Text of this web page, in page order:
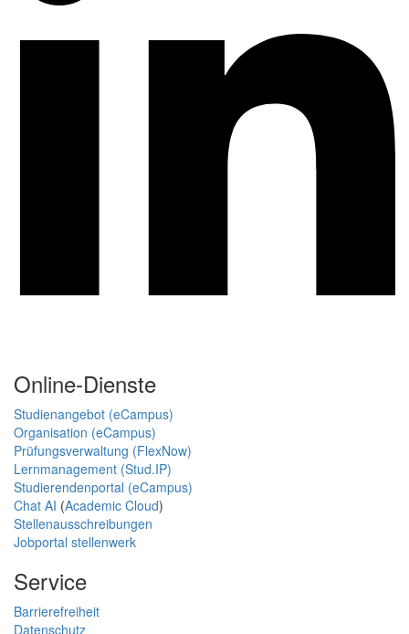
Online-Dienste
Studienangebot (eCampus)
Organisation (eCampus)
Prüfungsverwaltung (FlexNow)
Lernmanagement (Stud.IP)
Studierendenportal (eCampus)
Chat AI (Academic Cloud)
Stellenausschreibungen
Jobportal stellenwerk
Service
Barrierefreiheit
Datenschutz